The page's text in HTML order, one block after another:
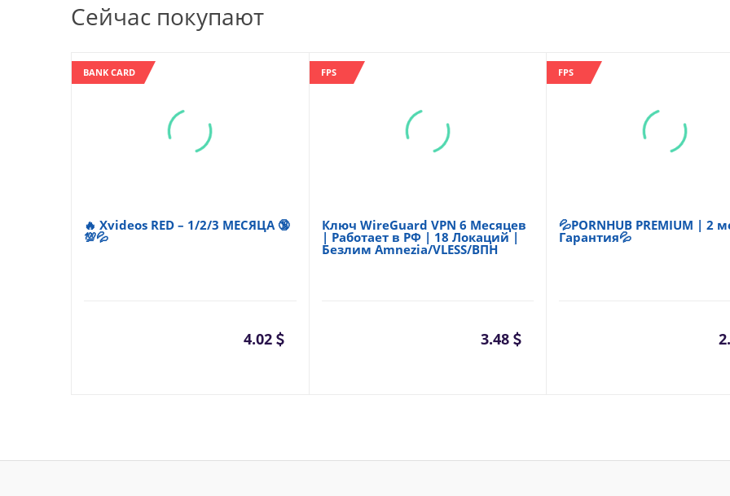
Сейчас покупают
BANK CARD
🔥 Xvideos RED – 1/2/3 МЕСЯЦА 🔞
💯💦
4.02
FPS
Ключ WireGuard VPN 6 Месяцев
| Работает в РФ | 18 Локаций |
Безлим Amnezia/VLESS/ВПН
3.48
FPS
💦PORNHUB PREMIUM | 2
Гарантия💦